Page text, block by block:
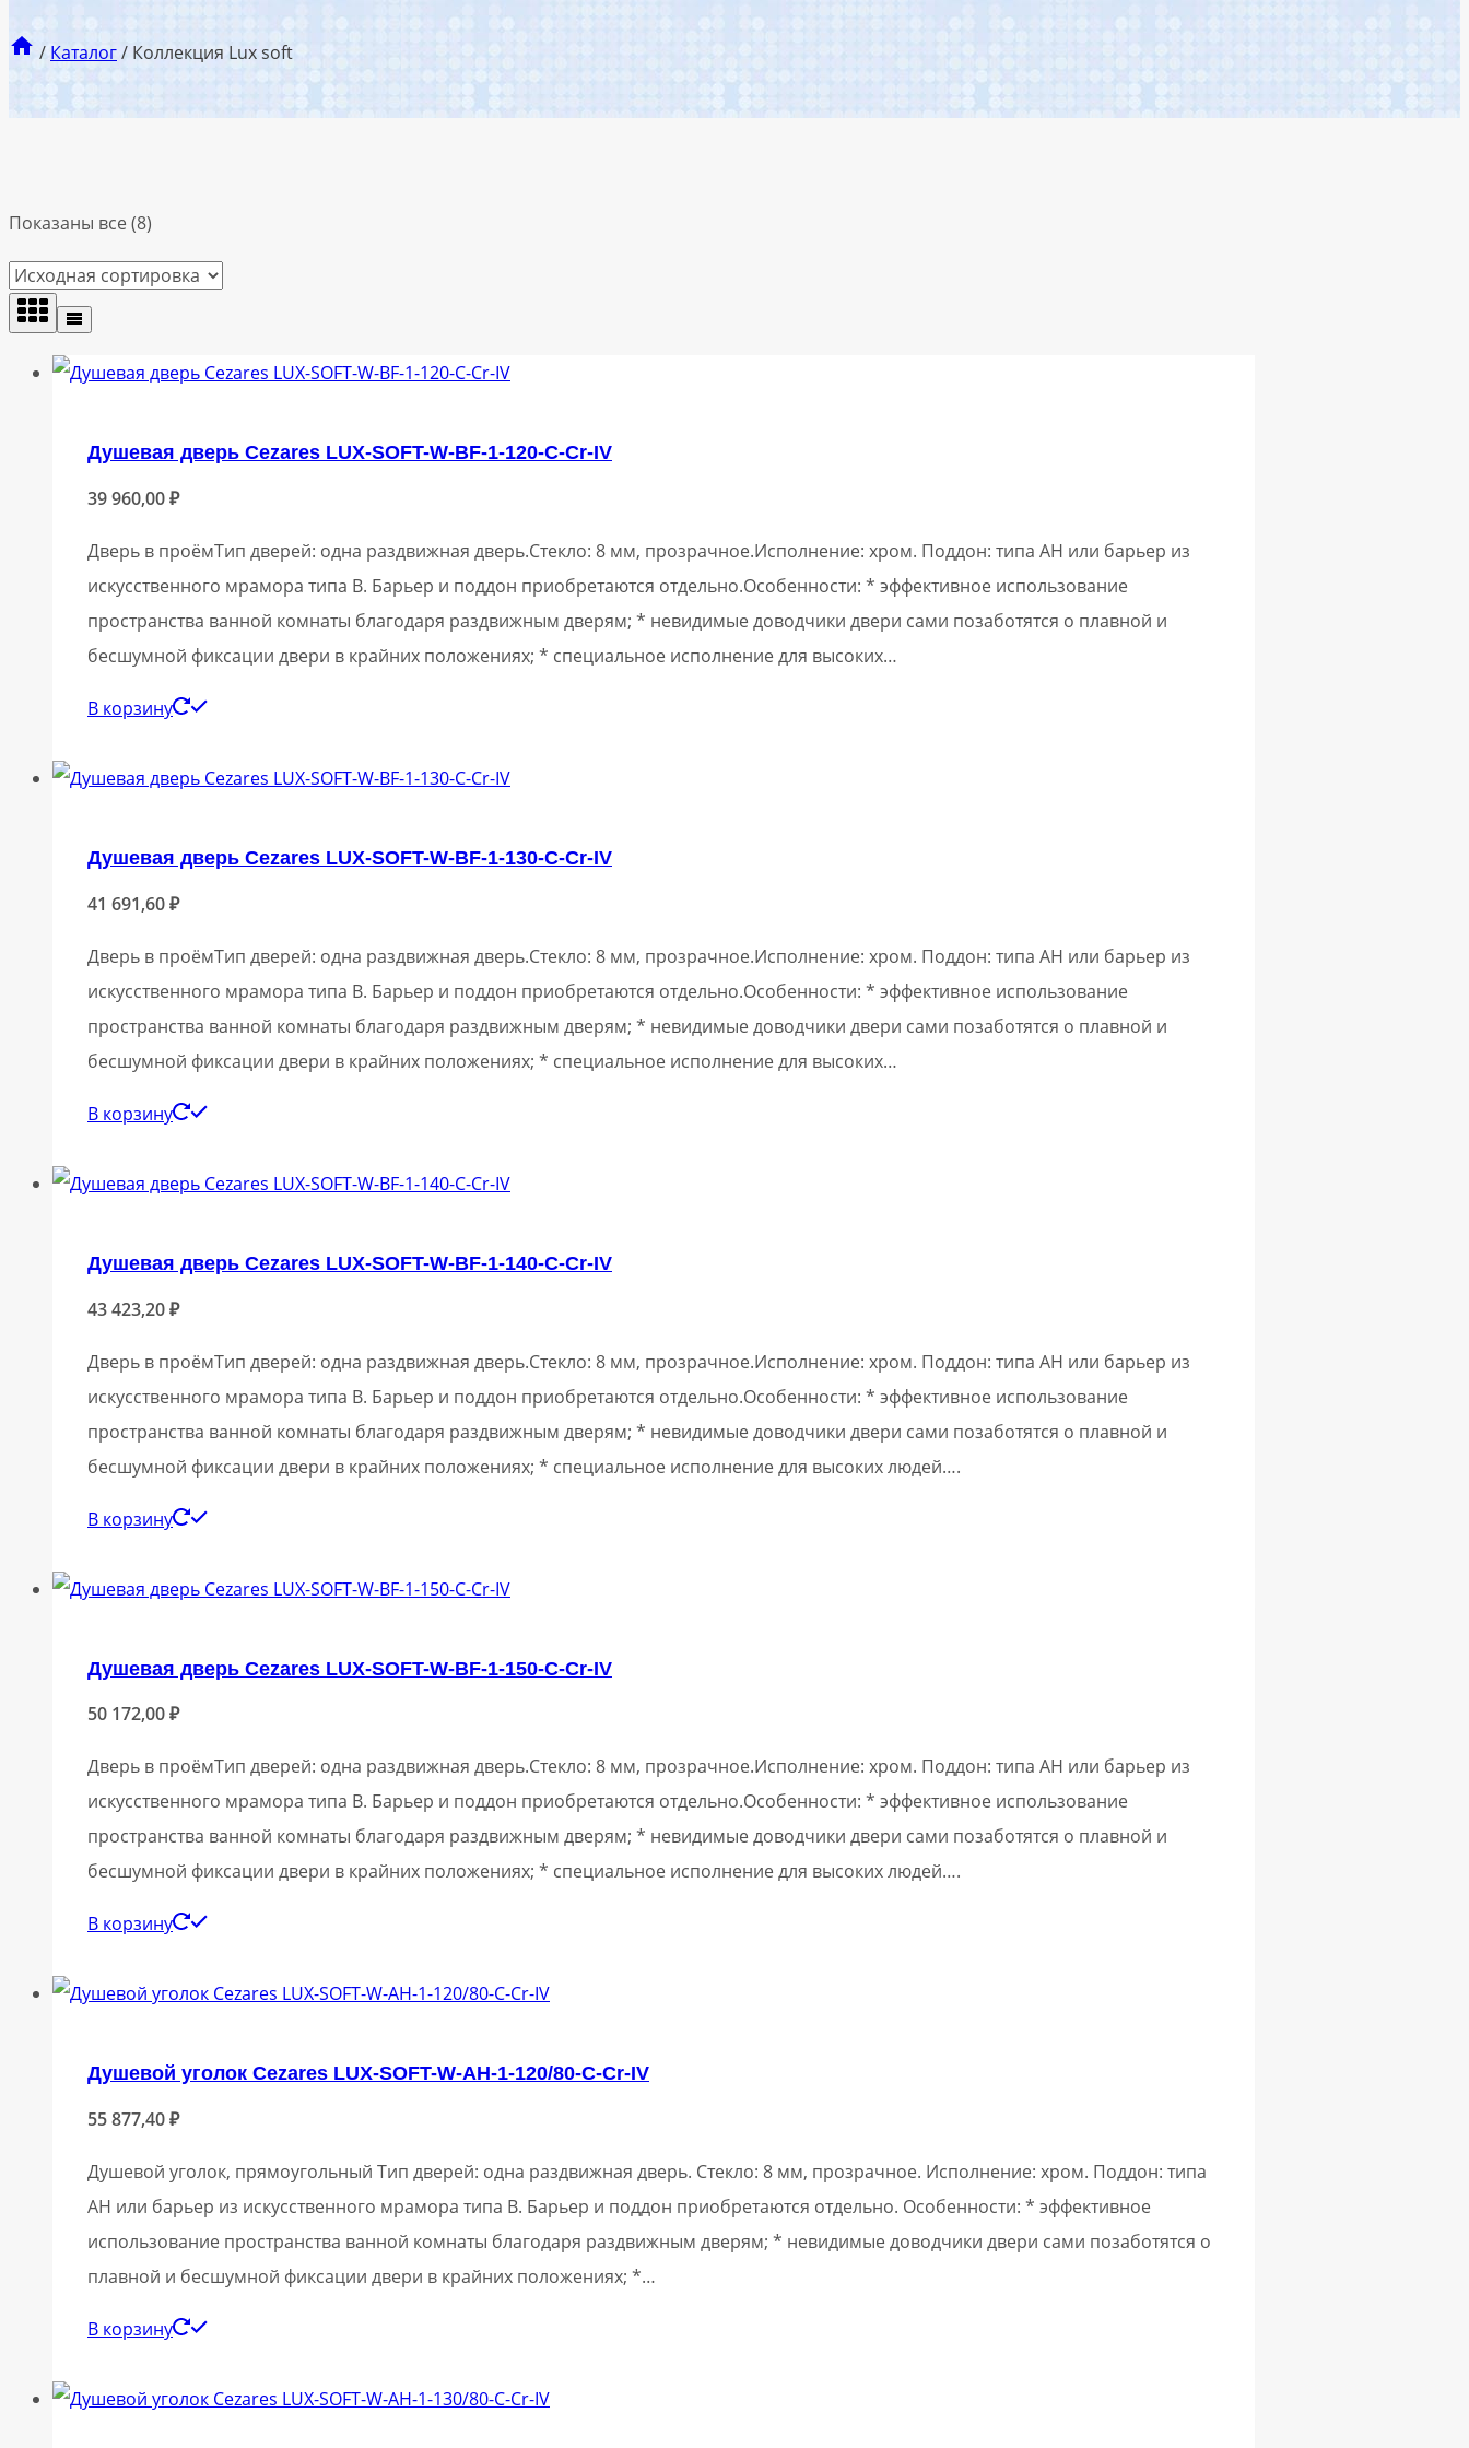
/ Каталог/ Коллекция Lux soft
Показаны все (8)
Душевая дверь Cezares LUX-SOFT-W-BF-1-120-C-Cr-IV
39 960,00₽
Дверь в проёмТип дверей: одна раздвижная дверь.Стекло: 8 мм, прозрачное.Исполнение: хром. Поддон: типа AH или барьер из
искусственного мрамора типа В. Барьер и поддон приобретаются отдельно.Особенности: * эффективное использование
пространства ванной комнаты благодаря раздвижным дверям; * невидимые доводчики двери сами позаботятся о плавной и
бесшумной фиксации двери в крайних положениях; * специальное исполнение для высоких…
В корзину
Душевая дверь Cezares LUX-SOFT-W-BF-1-130-C-Cr-IV
41 691,60₽
Дверь в проёмТип дверей: одна раздвижная дверь.Стекло: 8 мм, прозрачное.Исполнение: хром. Поддон: типа AH или барьер из
искусственного мрамора типа В. Барьер и поддон приобретаются отдельно.Особенности: * эффективное использование
пространства ванной комнаты благодаря раздвижным дверям; * невидимые доводчики двери сами позаботятся о плавной и
бесшумной фиксации двери в крайних положениях; * специальное исполнение для высоких…
В корзину
Душевая дверь Cezares LUX-SOFT-W-BF-1-140-C-Cr-IV
43 423,20₽
Дверь в проёмТип дверей: одна раздвижная дверь.Стекло: 8 мм, прозрачное.Исполнение: хром. Поддон: типа AH или барьер из
искусственного мрамора типа В. Барьер и поддон приобретаются отдельно.Особенности: * эффективное использование
пространства ванной комнаты благодаря раздвижным дверям; * невидимые доводчики двери сами позаботятся о плавной и
бесшумной фиксации двери в крайних положениях; * специальное исполнение для высоких людей….
В корзину
Душевая дверь Cezares LUX-SOFT-W-BF-1-150-C-Cr-IV
50 172,00₽
Дверь в проёмТип дверей: одна раздвижная дверь.Стекло: 8 мм, прозрачное.Исполнение: хром. Поддон: типа AH или барьер из
искусственного мрамора типа В. Барьер и поддон приобретаются отдельно.Особенности: * эффективное использование
пространства ванной комнаты благодаря раздвижным дверям; * невидимые доводчики двери сами позаботятся о плавной и
бесшумной фиксации двери в крайних положениях; * специальное исполнение для высоких людей….
В корзину
Душевой уголок Cezares LUX-SOFT-W-AH-1-120/80-C-Cr-IV
55 877,40₽
Душевой уголок, прямоугольный Тип дверей: одна раздвижная дверь. Стекло: 8 мм, прозрачное. Исполнение: хром. Поддон: типа
AH или барьер из искусственного мрамора типа В. Барьер и поддон приобретаются отдельно. Особенности: * эффективное
использование пространства ванной комнаты благодаря раздвижным дверям; * невидимые доводчики двери сами позаботятся о
плавной и бесшумной фиксации двери в крайних положениях; *…
В корзину